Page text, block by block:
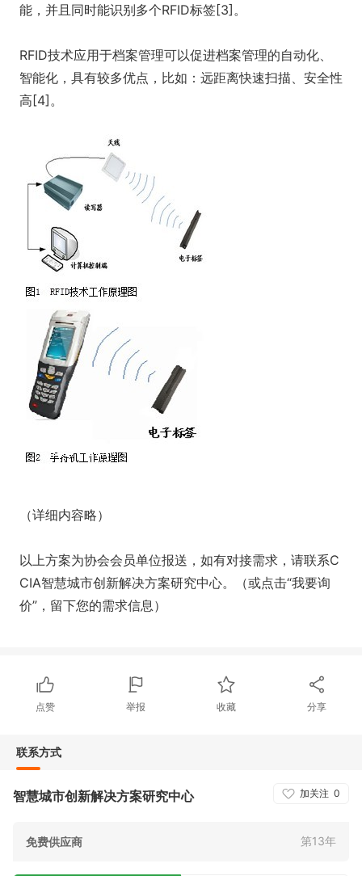
能，并且同时能识别多个RFID标签[3]。
RFID技术应用于档案管理可以促进档案管理的自动化、
智能化，具有较多优点，比如：远距离快速扫描、安全性
高[4]。
（详细内容略）
以上方案为协会会员单位报送，如有对接需求，请联系C
CIA智慧城市创新解决方案研究中心。（或点击“我要询
价”，留下您的需求信息）
点赞 举报 收藏 分享
联系方式
加关注 0
智慧城市创新解决方案研究中心
免费供应商 第13年